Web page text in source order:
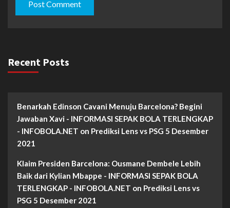
Recent Posts
Benarkah Edinson Cavani Menuju Barcelona? Begini
Jawaban Xavi - INFORMASI SEPAK BOLA TERLENGKAP
- INFOBOLA.NET on Prediksi Lens vs PSG 5 Desember
2021
Klaim Presiden Barcelona: Ousmane Dembele Lebih
Baik dari Kylian Mbappe - INFORMASI SEPAK BOLA
TERLENGKAP - INFOBOLA.NET on Prediksi Lens vs
PSG 5 Desember 2021